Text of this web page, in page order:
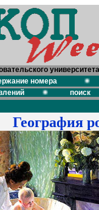
номера
поиск
География